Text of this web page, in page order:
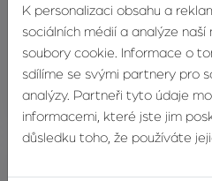
Aktuální průběh
stavby
Lokalita
K personalizaci obsahu a
sociálních médií a analýze
soubory cookie. Informace o
sdílíme se svými partnery pro
analýzy. Partneři tyto údaje
informacemi, které jste jim
důsledku toho, že používáte